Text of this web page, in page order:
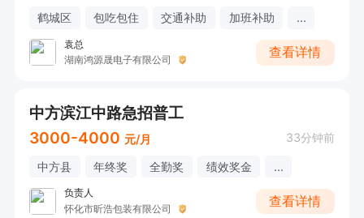
鹤城区 包吃包住 交通补助 加班补助 ...
袁总
湖南鸿源晟电子有限公司
查看详情
中方滨江中路急招普工
3000-4000 元/月 33分钟前
中方县 年终奖 全勤奖 绩效奖金 ...
负责人
怀化市昕浩包装有限公司
查看详情